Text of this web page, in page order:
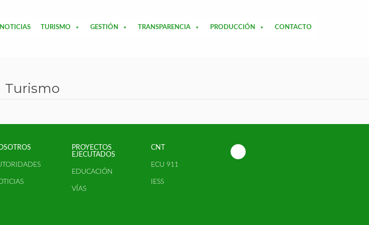
NOTICIAS TURISMO GESTIÓN TRANSPARENCIA PRODUCCIÓN CONTACTO
Turismo
PROYECTOS
EJECUTADOS
EDUCACIÓN
VÍAS
CNT
ECU 911
IESS